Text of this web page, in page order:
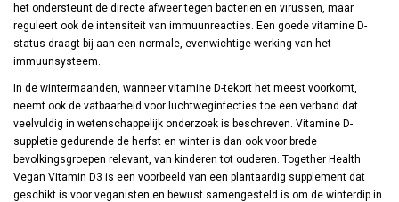
het ondersteunt de directe afweer tegen bacteriën en virussen, maar
reguleert ook de intensiteit van immuunreacties. Een goede vitamine D-
status draagt bij aan een normale, evenwichtige werking van het
immuunsysteem.
In de wintermaanden, wanneer vitamine D-tekort het meest voorkomt,
neemt ook de vatbaarheid voor luchtweginfecties toe een verband dat
veelvuldig in wetenschappelijk onderzoek is beschreven. Vitamine D-
suppletie gedurende de herfst en winter is dan ook voor brede
bevolkingsgroepen relevant, van kinderen tot ouderen. Together Health
Vegan Vitamin D3 is een voorbeeld van een plantaardig supplement dat
geschikt is voor veganisten en bewust samengesteld is om de winterdip in